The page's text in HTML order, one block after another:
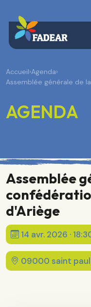
Accueil›Agenda›
Assemblée générale de
AGENDA
Assemblée
d'Ariège
14 avr. 2026 ·
09000 saint